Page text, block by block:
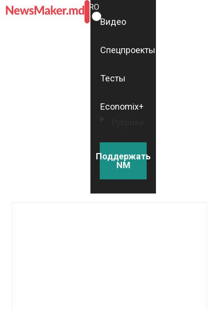
ROMÂNĂ
RU
Видео
Спецпроекты
Тесты
Economix+
Поддержать
NM